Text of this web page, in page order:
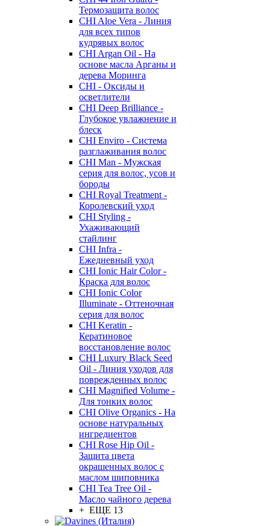
Термозащита волос
CHI Aloe Vera - Линия
для всех типов
кудрявых волос
CHI Argan Oil - На
основе масла Арганы и
дерева Моринга
CHI - Оксиды и
осветлители
CHI Deep Brilliance -
Глубокое увлажнение и
блеск
CHI Enviro - Система
разглаживания волос
CHI Man - Мужская
серия для волос, усов и
бороды
CHI Royal Treatment -
Королевский уход
CHI Styling -
Ухаживающий
стайлинг
CHI Infra -
Ежедневный уход
CHI Ionic Hair Color -
Краска для волос
CHI Ionic Color
Illuminate - Оттеночная
серия для волос
CHI Keratin -
Кератиновое
восстановление волос
CHI Luxury Black Seed
Oil - Линия уходов для
поврежденных волос
CHI Magnified Volume -
Для тонких волос
CHI Olive Organics - На
основе натуральных
ингредиентов
CHI Rose Hip Oil -
Защита цвета
окрашенных волос с
маслом шиповника
CHI Tea Tree Oil -
Масло чайного дерева
+ ЕЩЕ 13